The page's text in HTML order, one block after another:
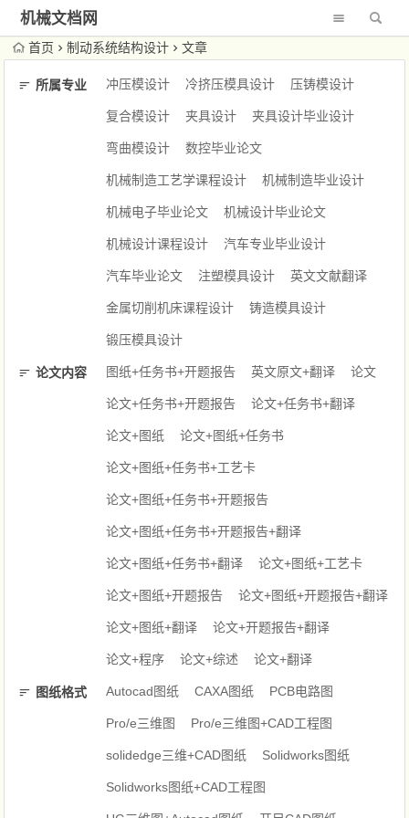
机械文档网
首页 制动系统结构设计 文章
所属专业 冲压模设计 冷挤压模具设计 压铸模设计
复合模设计 夹具设计 夹具设计毕业设计
弯曲模设计 数控毕业论文
机械制造工艺学课程设计 机械制造毕业设计
机械电子毕业论文 机械设计毕业论文
机械设计课程设计 汽车专业毕业设计
汽车毕业论文 注塑模具设计 英文文献翻译
金属切削机床课程设计 铸造模具设计
锻压模具设计
论文内容 图纸+任务书+开题报告 英文原文+翻译 论文
论文+任务书+开题报告 论文+任务书+翻译
论文+图纸 论文+图纸+任务书
论文+图纸+任务书+工艺卡
论文+图纸+任务书+开题报告
论文+图纸+任务书+开题报告+翻译
论文+图纸+任务书+翻译 论文+图纸+工艺卡
论文+图纸+开题报告 论文+图纸+开题报告+翻译
论文+图纸+翻译 论文+开题报告+翻译
论文+程序 论文+综述 论文+翻译
图纸格式 Autocad图纸 CAXA图纸 PCB电路图
Pro/e三维图 Pro/e三维图+CAD工程图
solidedge三维+CAD图纸 Solidworks图纸
Solidworks图纸+CAD工程图